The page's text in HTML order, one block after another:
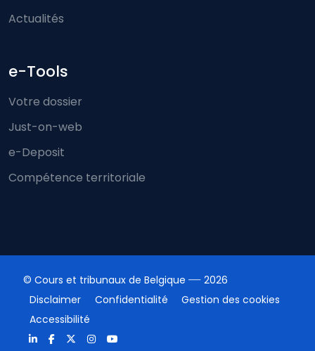
Actualités
e-Tools
Votre dossier
Just-on-web
e-Deposit
Compétence territoriale
© Cours et tribunaux de Belgique
2026
Disclaimer
Confidentialité
Gestion des cookies
Accessibilité